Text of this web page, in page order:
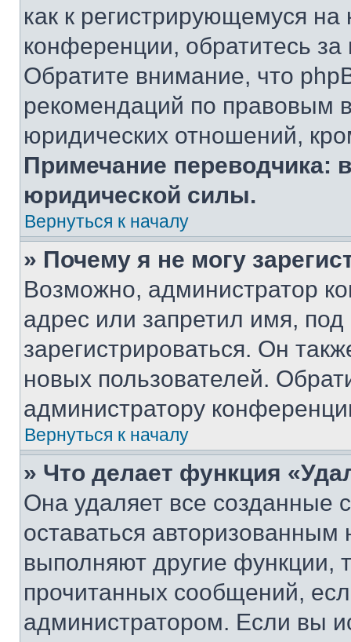
как к регистрирующемуся
конференции, обратитесь
Обратите внимание, что
рекомендаций по правовым
юридических отношений,
Примечание переводчика:
юридической силы.
Вернуться к началу
» Почему я не могу
Возможно, администратор
адрес или запретил имя,
зарегистрироваться. Он
новых пользователей.
администратору
Вернуться к началу
» Что делает функция
Она удаляет все созданные
оставаться
выполняют другие функции,
прочитанных сообщений,
администратором. Если вы